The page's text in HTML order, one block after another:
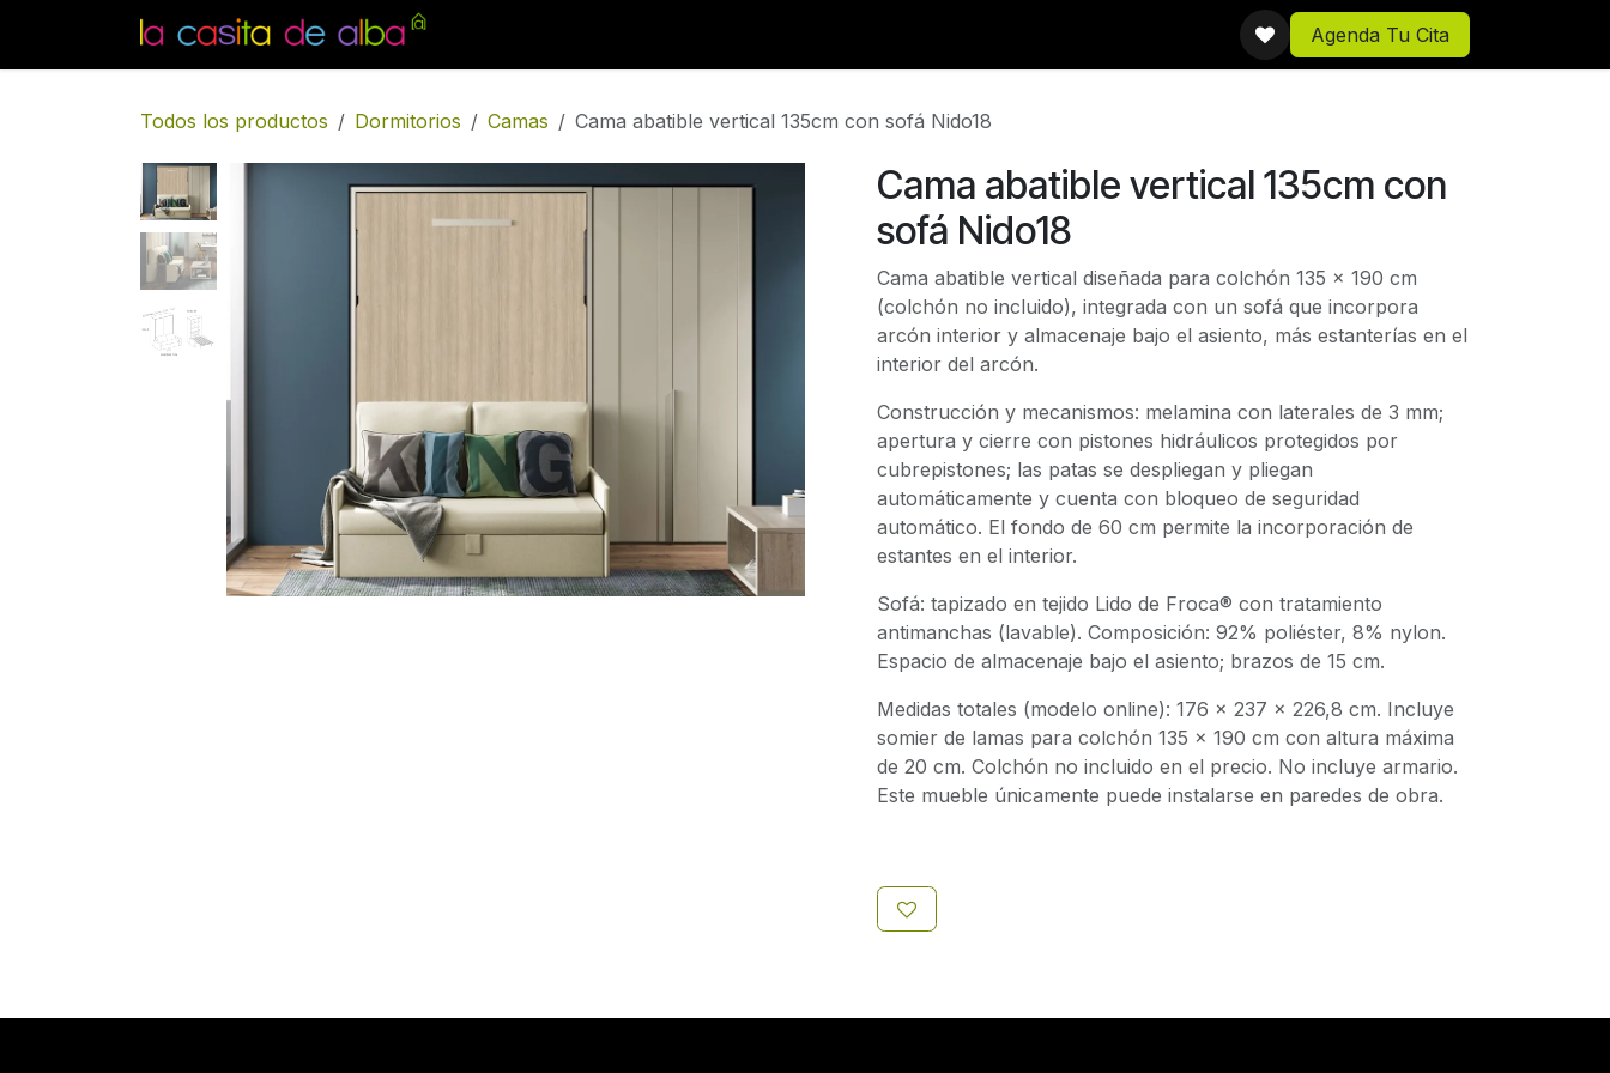
Agenda Tu Cita
Todos los productos Dormitorios Camas Cama abatible vertical 135cm con sofá Nido18
Cama abatible vertical 135cm con
sofá Nido18
Cama abatible vertical diseñada para colchón 135 x 190 cm
(colchón no incluido), integrada con un sofá que incorpora
arcón interior y almacenaje bajo el asiento, más estanterías en el
interior del arcón.
Construcción y mecanismos: melamina con laterales de 3 mm;
apertura y cierre con pistones hidráulicos protegidos por
cubrepistones; las patas se despliegan y pliegan
automáticamente y cuenta con bloqueo de seguridad
automático. El fondo de 60 cm permite la incorporación de
estantes en el interior.
Sofá: tapizado en tejido Lido de Froca® con tratamiento
antimanchas (lavable). Composición: 92% poliéster, 8% nylon.
Espacio de almacenaje bajo el asiento; brazos de 15 cm.
Medidas totales (modelo online): 176 x 237 x 226,8 cm. Incluye
somier de lamas para colchón 135 x 190 cm con altura máxima
de 20 cm. Colchón no incluido en el precio. No incluye armario.
Este mueble únicamente puede instalarse en paredes de obra.